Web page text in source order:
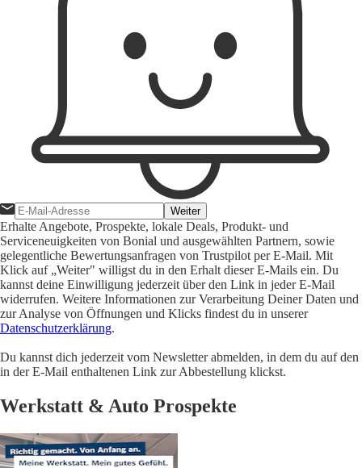
Weiter
Erhalte Angebote, Prospekte, lokale Deals, Produkt- und
Serviceneuigkeiten von Bonial und ausgewählten Partnern, sowie
gelegentliche Bewertungsanfragen von Trustpilot per E-Mail. Mit
Klick auf „Weiter" willigst du in den Erhalt dieser E-Mails ein. Du
kannst deine Einwilligung jederzeit über den Link in jeder E-Mail
widerrufen. Weitere Informationen zur Verarbeitung Deiner Daten und
zur Analyse von Öffnungen und Klicks findest du in unserer
Datenschutzerklärung.
Du kannst dich jederzeit vom Newsletter abmelden, in dem du auf den
in der E-Mail enthaltenen Link zur Abbestellung klickst.
Werkstatt & Auto Prospekte